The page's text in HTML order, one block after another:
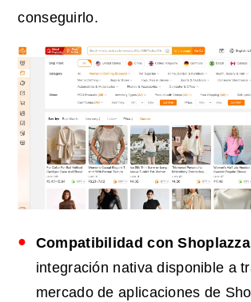
conseguirlo.
Compatibilidad con
integración nativa disponible a
mercado de aplicaciones de